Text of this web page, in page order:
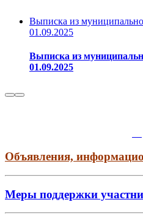
Выписка из
01.09.2025
Выписка из
01.09.2025
Объявления,
Меры поддержки